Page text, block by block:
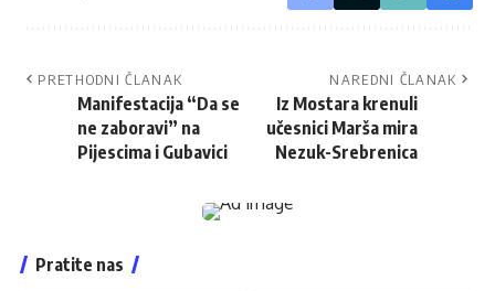
PRETHODNI ČLANAK
Manifestacija “Da se
ne zaboravi” na
Pijescima i Gubavici
NAREDNI ČLANAK
Iz Mostara krenuli
učesnici Marša mira
Nezuk-Srebrenica
Pratite nas